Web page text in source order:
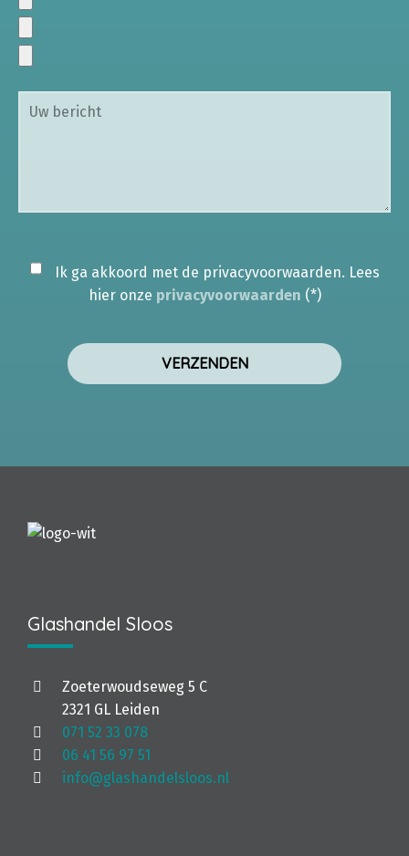
Ik ga akkoord met de privacyvoorwaarden. Lees
hier onze privacyvoorwaarden (*)
Glashandel Sloos
Zoeterwoudseweg 5 C
2321 GL Leiden
071 52 33 078
06 41 56 97 51
info@glashandelsloos.nl